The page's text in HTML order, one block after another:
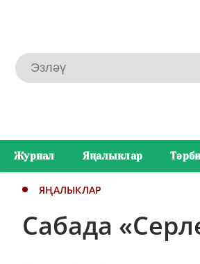
Журнал Яңалыклар
ЯҢАЛЫКЛАР
Сабада